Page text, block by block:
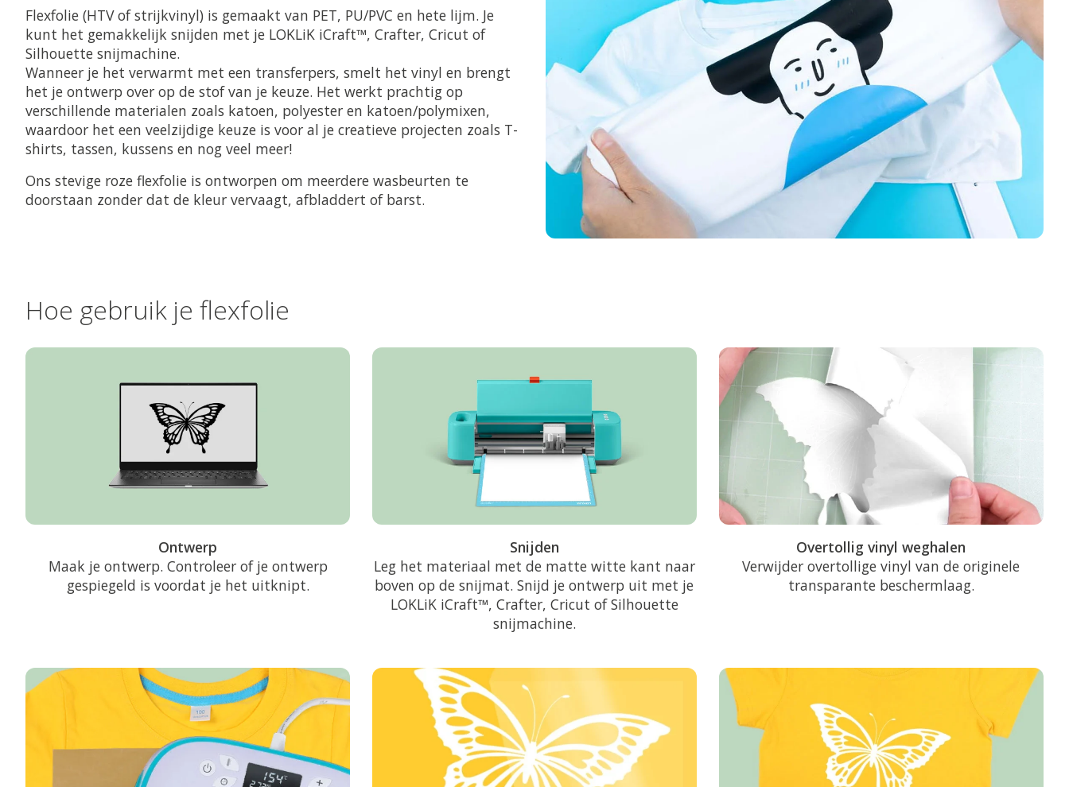
Flexfolie (HTV of strijkvinyl) is gemaakt van PET, PU/PVC en hete lijm. Je
kunt het gemakkelijk snijden met je LOKLiK iCraft™, Crafter, Cricut of
Silhouette snijmachine.
Wanneer je het verwarmt met een transferpers, smelt het vinyl en brengt
het je ontwerp over op de stof van je keuze. Het werkt prachtig op
verschillende materialen zoals katoen, polyester en katoen/polymixen,
waardoor het een veelzijdige keuze is voor al je creatieve projecten zoals T-
shirts, tassen, kussens en nog veel meer!
Ons stevige roze flexfolie is ontworpen om meerdere wasbeurten te
doorstaan zonder dat de kleur vervaagt, afbladdert of barst.
Hoe gebruik je flexfolie
Ontwerp
Maak je ontwerp. Controleer of je ontwerp
gespiegeld is voordat je het uitknipt.
Snijden
Leg het materiaal met de matte witte kant naar
boven op de snijmat. Snijd je ontwerp uit met je
LOKLiK iCraft™, Crafter, Cricut of Silhouette
snijmachine.
Overtollig vinyl weghalen
Verwijder overtollige vinyl van de originele
transparante beschermlaag.